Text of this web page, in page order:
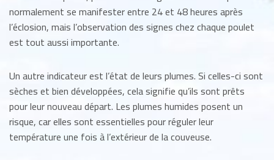
normalement se manifester entre 24 et 48 heures après
l’éclosion, mais l’observation des signes chez chaque poulet
est tout aussi importante.
Un autre indicateur est l’état de leurs plumes. Si celles-ci sont
sèches et bien développées, cela signifie qu’ils sont prêts
pour leur nouveau départ. Les plumes humides posent un
risque, car elles sont essentielles pour réguler leur
température une fois à l’extérieur de la couveuse.